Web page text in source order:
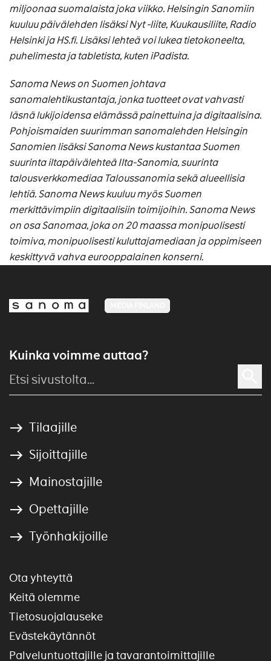
miljoonaa suomalaista joka viikko. Helsingin Sanomiin
kuuluu päivälehden lisäksi Nyt -liite, Kuukausiliite, Radio
Helsinki ja HS.fi. Lisäksi lehteä voi lukea tietokoneelta,
puhelimesta ja tabletista, kuten iPadista.
Sanoma News on Suomen johtava
sanomalehtikustantaja, jonka tuotteet ovat vahvasti
läsnä lukijoidensa elämässä painettuina ja digitaalisina.
Pohjoismaiden suurimman sanomalehden Helsingin
Sanomien lisäksi Sanoma News kustantaa Suomen
suurinta iltapäivälehteä Ilta-Sanomia, suurinta
talousverkkomediaa Taloussanomia sekä alueellisia
lehtiä. Sanoma News kuuluu myös Suomen
merkittävimpiin digitaalisiin toimijoihin. Sanoma News
on osa Sanomaa, joka on 20 maassa monipuolisesti
toimiva, monipuolisesti kuluttajamediaan ja oppimiseen
keskittyvä vahva eurooppalainen konserni.
Kuinka voimme auttaa?
Tilaajille
Sijoittajille
Mainostajille
Opettajille
Työnhakijoille
Ota yhteyttä
Keitä olemme
Tietosuojalauseke
Evästekäytännöt
Palveluntuottajille ja tavarantoimittajille